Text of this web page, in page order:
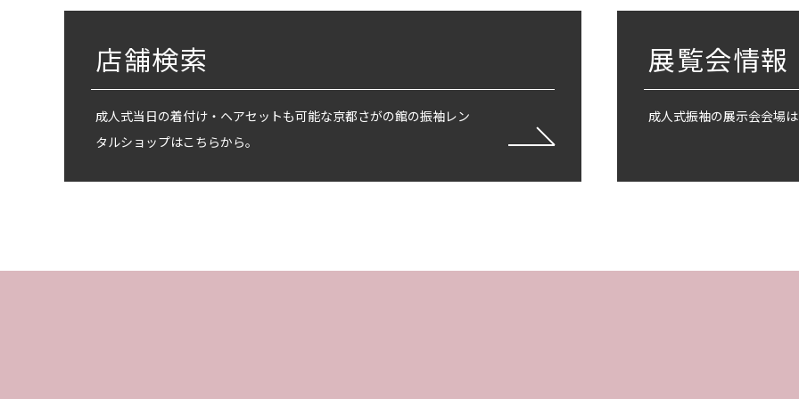
店舗検索
成人式当日の着付け・ヘアセットも可能な京都さがの館の振袖レン
タルショップはこちらから。
展覧会情報
成人式振袖の展示会会場は